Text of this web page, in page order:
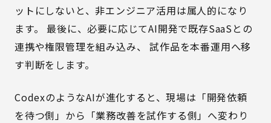
ットにしないと、非エンジニア活用は属人的になり
ます。 最後に、必要に応じてAI開発で既存SaaSとの
連携や権限管理を組み込み、 試作品を本番運用へ移
す判断をします。
CodexのようなAIが進化すると、現場は「開発依頼
を待つ側」から「業務改善を試作する側」へ変わり